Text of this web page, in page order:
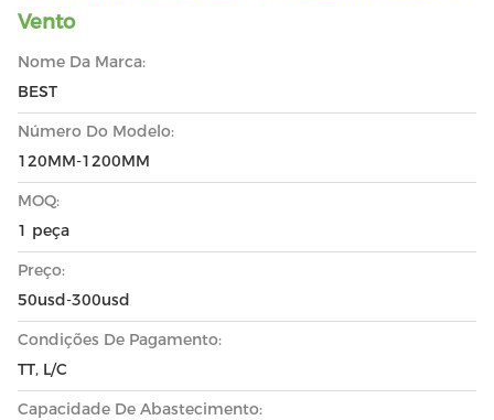
Vento
Nome Da Marca:
BEST
Número Do Modelo:
120MM-1200MM
MOQ:
1 peça
Preço:
50usd-300usd
Condições De Pagamento:
TT, L/C
Capacidade De Abastecimento: